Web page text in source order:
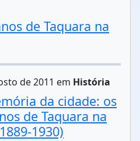
de Taquara na
de 2011 em História
da cidade: os
de Taquara na
1930)